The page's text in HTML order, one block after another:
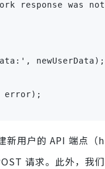
response was
newUserData);
error);
新用户的 API 端点（
请求。此外，我